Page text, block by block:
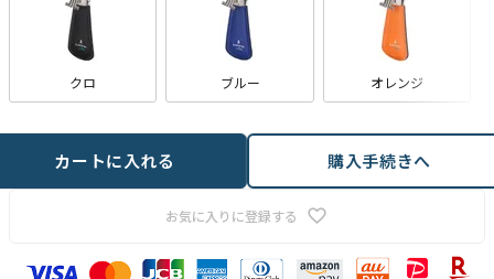
クロ ブルー オレンジ
お気に入りに登録する
カートに入れる 購入手続きへ